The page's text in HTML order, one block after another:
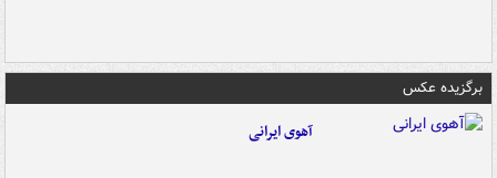
برگزیده عکس
آهوی ایرانی